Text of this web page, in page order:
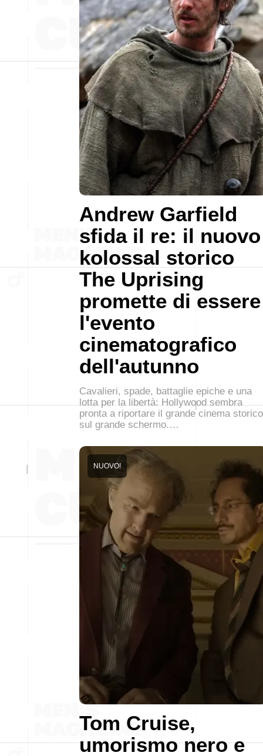
Andrew Garfield
sfida il re: il nuovo
kolossal storico
The Uprising
promette di essere
l'evento
cinematografico
dell'autunno
Cavalieri, spade, battaglie epiche e una
lotta per la libertà: Hollywood sembra
pronta a riportare il grande cinema storico
sul grande schermo.…
Tom Cruise,
umorismo nero e
NUOVO!